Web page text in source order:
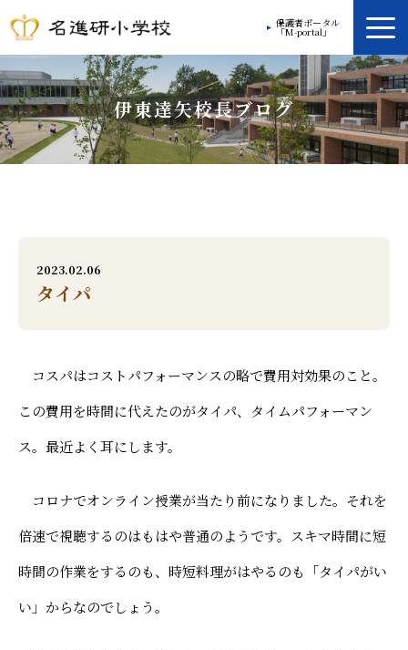
保護者ポータル
「M-portal」
学校案内
教育方針
学校生活
入学案内
よくあるご質問
アクセス
寄付金について
同窓会サイト
プライバシーポリシー
反社会勢力に対する基本方針
財務諸表
伊東達矢校長ブログ
2023.02.06
タイパ
コスパはコストパフォーマンスの略で費用対効果のこと。
この費用を時間に代えたのがタイパ、タイムパフォーマン
ス。最近よく耳にします。
コロナでオンライン授業が当たり前になりました。それを
倍速で視聴するのはもはや普通のようです。スキマ時間に短
時間の作業をするのも、時短料理がはやるのも「タイパがい
い」からなのでしょう。